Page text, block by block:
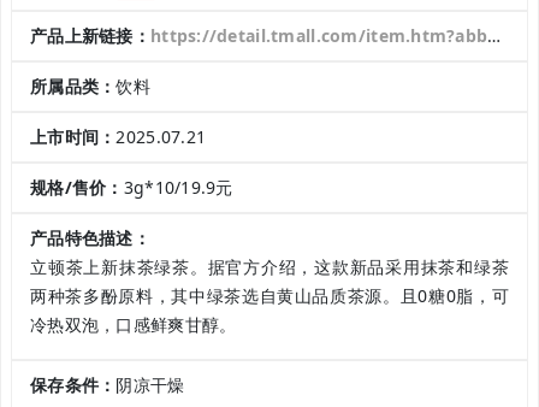
产品上新链接： https://detail.tmall.com/item.htm?abbucket=5&fpChannel=101&fpChannelSig=1cc9c0f660bab7cddd8deab796b7c4e97c96de46&id=950253090010&ltk2=1753106643118wvnwvzsgic9nsaftjbt2g9&ns=1&priceTId=undefined&skuId=5866061001158&spm=a21n57.1.hoverItem.5&u_channel=bybtqdyh&umpChannel=bybtqdyh&utparam=%7B%22aplus_abtest%22%3A%223fb967782186458fe792432578218df1%22%7D&xxc=taobaoSearch
所属品类：饮料
上市时间：2025.07.21
规格/售价： 3g*10/19.9元
产品特色描述：
立顿茶上新抹茶绿茶。据官方介绍，这款新品采用抹茶和绿茶
两种茶多酚原料，其中绿茶选自黄山品质茶源。且0糖0脂，可
冷热双泡，口感鲜爽甘醇。
保存条件： 阴凉干燥